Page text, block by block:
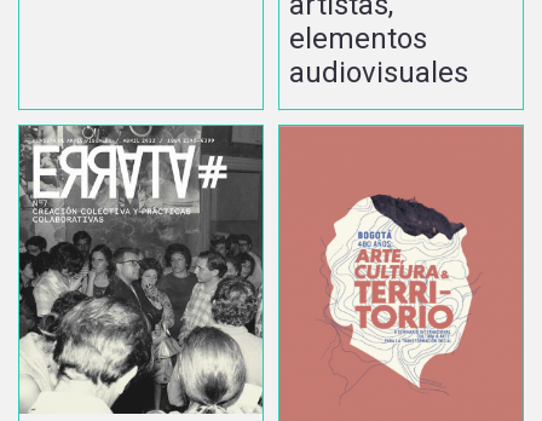
elementos
audiovisuales